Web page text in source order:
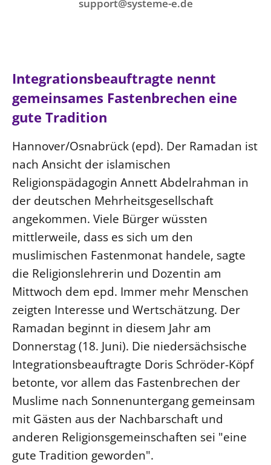
support@systeme-e.de
Integrationsbeauftragte nennt
gemeinsames Fastenbrechen eine
gute Tradition
Hannover/Osnabrück (epd). Der Ramadan ist
nach Ansicht der islamischen
Religionspädagogin Annett Abdelrahman in
der deutschen Mehrheitsgesellschaft
angekommen. Viele Bürger wüssten
mittlerweile, dass es sich um den
muslimischen Fastenmonat handele, sagte
die Religionslehrerin und Dozentin am
Mittwoch dem epd. Immer mehr Menschen
zeigten Interesse und Wertschätzung. Der
Ramadan beginnt in diesem Jahr am
Donnerstag (18. Juni). Die niedersächsische
Integrationsbeauftragte Doris Schröder-Köpf
betonte, vor allem das Fastenbrechen der
Muslime nach Sonnenuntergang gemeinsam
mit Gästen aus der Nachbarschaft und
anderen Religionsgemeinschaften sei "eine
gute Tradition geworden".
LANDESKIRCHENAMT
Willkommen
Rechnungsprüfungsamt
Fachstelle Sexualisierte Gewalt
Beschwerdestellen
Kirchenämter
Gleichstellung
Datenschutz
Geschäftsstelle Landessynode
LANDESSYNODE
27. Landessynode
Kontakt
Hintergrund
MITARBEIT
Ehrenamt
Beruf
Freie Stellen
Positionen
Ökumene
Religionen
Erneuerbare Energien
Mobilität
Naturschutz
Gebäude
Barrierefreiheit
Presse
Freie Stellen
Service für Gemeinden
Suche